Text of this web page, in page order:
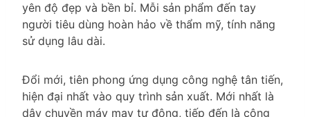
yên độ đẹp và bền bỉ. Mỗi sản phẩm đến tay
người tiêu dùng hoàn hảo về thẩm mỹ, tính năng
sử dụng lâu dài.
Đổi mới, tiên phong ứng dụng công nghệ tân tiến,
hiện đại nhất vào quy trình sản xuất. Mới nhất là
dây chuyền máy may tự động, tiếp đến là công